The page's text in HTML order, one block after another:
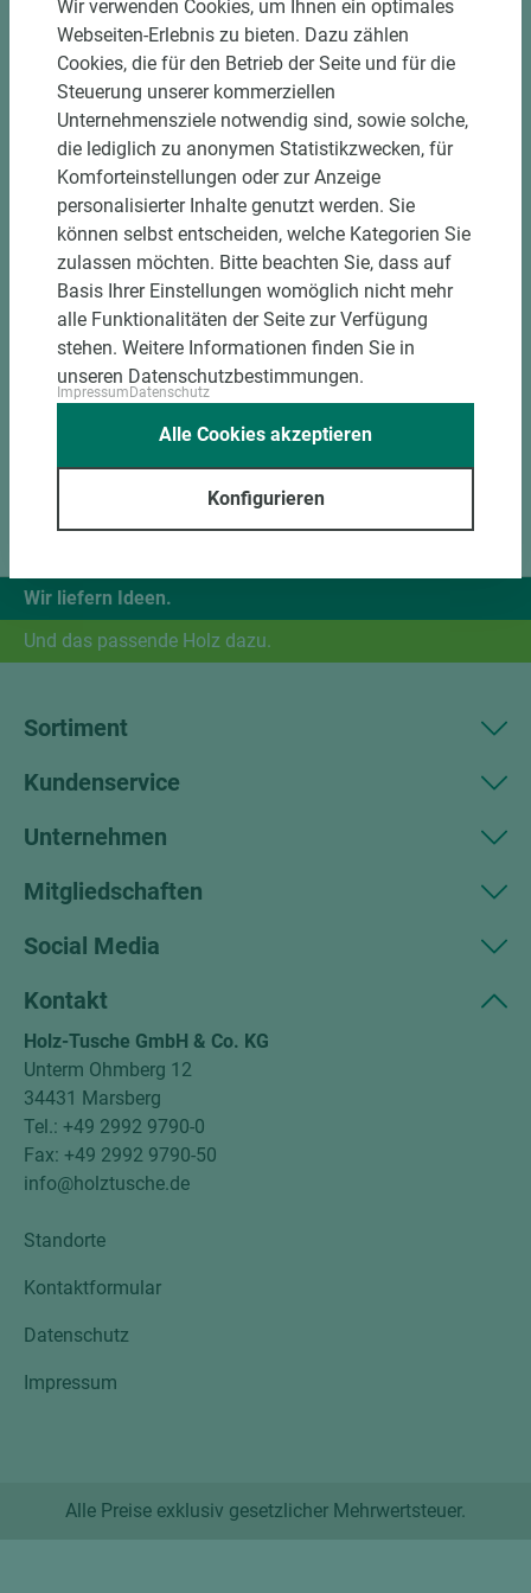
Materialschonende und kundengerechte
Verpackung der Fixmaße
Jetzt Zuschnitt anfragen
Wir liefern Ideen.
Und das passende Holz dazu.
Sortiment
Kundenservice
Unternehmen
Mitgliedschaften
Social Media
Kontakt
Holz-Tusche GmbH & Co. KG
Unterm Ohmberg 12
34431 Marsberg
Tel.: +49 2992 9790-0
Fax: +49 2992 9790-50
info@holztusche.de
Standorte
Kontaktformular
Datenschutz
Impressum
Alle Preise exklusiv gesetzlicher Mehrwertsteuer.
Wir verwenden Cookies, um Ihnen ein optimales
Webseiten-Erlebnis zu bieten. Dazu zählen
Cookies, die für den Betrieb der Seite und für die
Steuerung unserer kommerziellen
Unternehmensziele notwendig sind, sowie solche,
die lediglich zu anonymen Statistikzwecken, für
Komforteinstellungen oder zur Anzeige
personalisierter Inhalte genutzt werden. Sie
können selbst entscheiden, welche Kategorien Sie
zulassen möchten. Bitte beachten Sie, dass auf
Basis Ihrer Einstellungen womöglich nicht mehr
alle Funktionalitäten der Seite zur Verfügung
stehen. Weitere Informationen finden Sie in
unseren Datenschutzbestimmungen.
Impressum Datenschutz
Konfigurieren
Alle Cookies akzeptieren